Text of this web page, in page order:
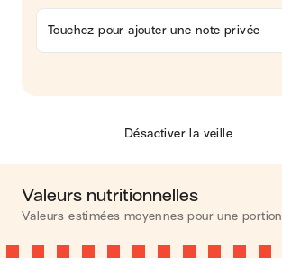
Touchez pour ajouter une note privée
Désactiver la veille
Valeurs nutritionnelles
Valeurs estimées moyennes pour une portion
Calories